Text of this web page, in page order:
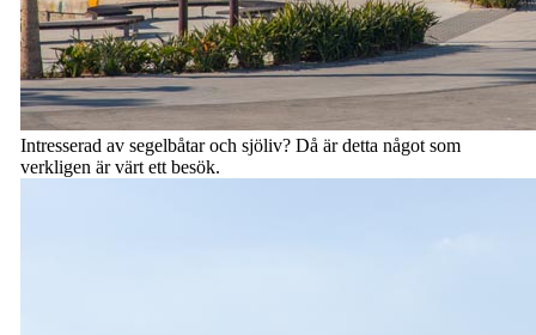
Intresserad av segelbåtar och sjöliv? Då är detta något som
verkligen är värt ett besök.